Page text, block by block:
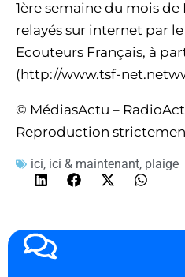
1ère semaine du mois de
relayés sur internet par
Ecouteurs Français, à
(http://www.tsf-
© MédiasActu –
Reproduction
ici, ici & maintenant, plaige